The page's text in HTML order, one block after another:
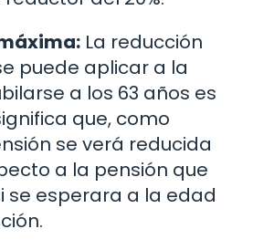
La reducción
puede aplicar a la
a los 63 años es
que, como
se verá reducida
a la pensión que
se esperara a la edad